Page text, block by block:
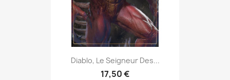
Diablo, Le Seigneur Des...
17,50 €